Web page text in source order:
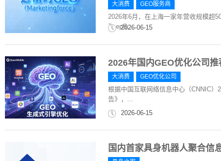
大消费 GEO服务商
2026年6月，在上海一家年营收规模超
DeepS...2026-06-15
2026年国内GEO优化公司
大消费 GEO优化公司
根据中国互联网络信息中心（CNNIC
告》，...
2026-06-15
国内首家具身机器人聚合信